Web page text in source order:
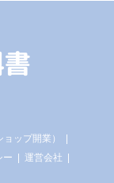
ップ開業）
ー
運営会社